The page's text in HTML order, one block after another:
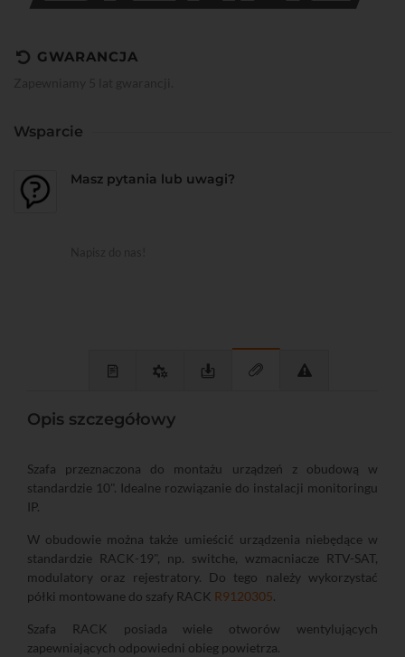
GWARANCJA
Wsparcie
Masz pytania lub uwagi?
Opis szczegółowy
Szafa przeznaczona do montażu urządzeń z obudową w
standardzie 10". Idealne rozwiązanie do instalacji monitoringu
IP.
W obudowie można także umieścić urządzenia niebędące w
standardzie RACK-19", np. switche, wzmacniacze RTV-SAT,
modulatory oraz rejestratory. Do tego należy wykorzystać
półki montowane do szafy RACK R9120305.
Szafa RACK posiada wiele otworów wentylujących
zapewniających odpowiedni obieg powietrza.